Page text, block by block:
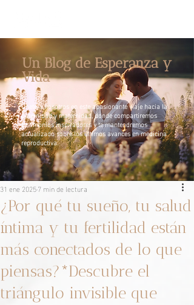
Un Blog de Esperanza y
Vida
Únete a nosotros en este apasionante viaje hacia la
paternidad y maternidad, donde compartiremos
testimonios inspiradores y te mantendremos
actualizado sobre los últimos avances en medicina
reproductiva.
¿Por qué tu sueño, tu salud
íntima y tu fertilidad están
más conectados de lo que
piensas?*Descubre el
triángulo invisible que
31 ene 20257 min de lectura